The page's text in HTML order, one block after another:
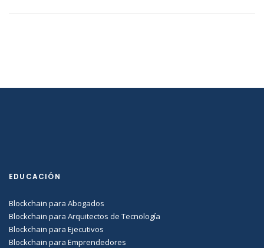
EDUCACIÓN
Blockchain para Abogados
Blockchain para Arquitectos de Tecnología
Blockchain para Ejecutivos
Blockchain para Emprendedores